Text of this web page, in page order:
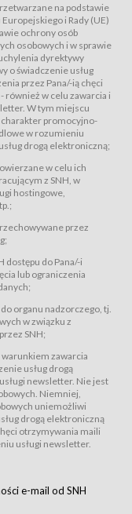
w Serwisie;
z
2 pkt. 4 i 5 poniżej, których
Usługobiorców
ustawy z dnia 18 lipca
z 2002 r., Nr 144, poz.
materiałów
Karnetów i Biletów,
w Sklepie.
(Dz.U. z 2002
są nieodpłatnie.
Serwisu jest otwarty dla
jest zobowiązany
oraz zamówienie
do tego formularza
dla wszystkich
postanowień Regulaminu
za
na podstawie
i Rady (UE)
ochrony osób
osobowych i w sprawie
dyrektywy
o świadczenie usług
przez Pana/-ią chęci
również w celu zawarcia i
W tym miejscu
promocyjno-
w rozumieniu
drogą elektroniczną;
w celu ich
z SNH, w
hostingowe,
przez
dostępu do Pana/-i
lub ograniczenia
organu nadzorczego, tj.
w związku z
SNH;
warunkiem zawarcia
usług drogą
newsletter. Nie jest
Niemniej,
uniemożliwi
drogą elektroniczną
otrzymywania maili
usługi newsletter.
e-mail od SNH